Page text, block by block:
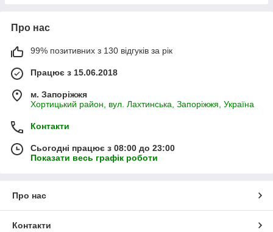
Про нас
99% позитивних з 130 відгуків за рік
Працює з 15.06.2018
м. Запоріжжя
Хортицький район, вул. Лахтинська, Запоріжжя, Україна
Контакти
Сьогодні працює з 08:00 до 23:00
Показати весь графік роботи
Про нас
Контакти